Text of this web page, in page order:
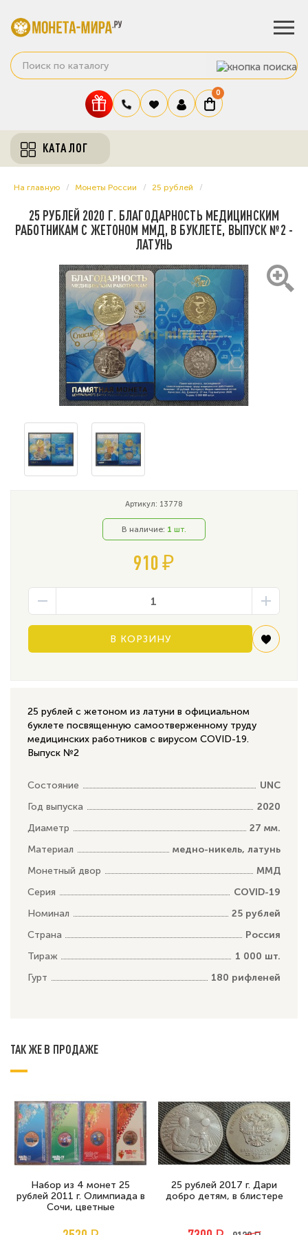
0
КАТАЛОГ
На главную Монеты России 25 рублей
25 РУБЛЕЙ 2020 Г. БЛАГОДАРНОСТЬ МЕДИЦИНСКИМ
РАБОТНИКАМ С ЖЕТОНОМ ММД, В БУКЛЕТЕ, ВЫПУСК №2 -
ЛАТУНЬ
Артикул: 13778
В наличие: 1 шт.
910 ₽
В КОРЗИНУ
25 рублей с жетоном из латуни в официальном
буклете посвященную самоотверженному труду
медицинских работников с вирусом COVID-19.
Выпуск №2
Состояние
UNC
Год выпуска
2020
Диаметр
27 мм.
Материал
медно-никель, латунь
Монетный двор
ММД
Серия
COVID-19
Номинал
25 рублей
Страна
Россия
Тираж
1 000 шт.
Гурт
180 рифленей
ТАК ЖЕ В ПРОДАЖЕ
Набор из 4 монет 25
рублей 2011 г. Олимпиада в
Сочи, цветные
25 рублей 2017 г. Дари
добро детям, в блистере